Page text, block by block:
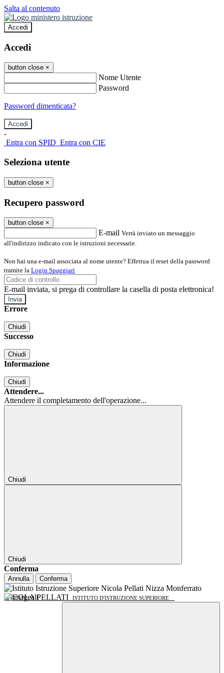
Salta al contenuto
Accedi
Accedi
button close ×
Nome Utente
Password
Password dimenticata?
-
Entra con SPID Entra con CIE
Seleziona utente
button close ×
Recupero password
button close ×
E-mail Verrà inviato un messaggio
all'indirizzo indicato con le istruzioni necessarie.
Non hai una e-mail associata al nome utente? Effettua il reset della password
tramite la Login Spaggiari
E-mail inviata, si prega di controllare la casella di posta elettronica!
Errore
Chiudi
Successo
Chiudi
Informazione
Chiudi
Attendere...
Attendere il completamento dell'operazione...
Chiudi
Chiudi
Conferma
Annulla Conferma
NICOLA PELLATI ISTITUTO D'ISTRUZIONE SUPERIORE